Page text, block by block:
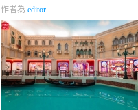
作者為 editor